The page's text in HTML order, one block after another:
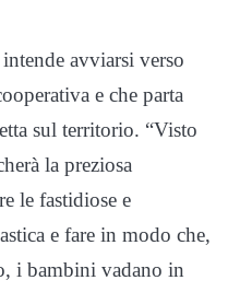
avviarsi verso
e che parta
sul territorio. “Visto
la preziosa
le fastidiose e
e fare in modo che,
i bambini vadano in